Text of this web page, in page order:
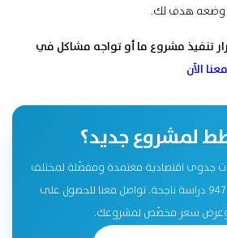
وضعه هدف لك.
تنفيذ مشروع ما أو تواجه مشاكل في
الآن
لمشروع جديد؟
جدوى اقتصادية معتمدة ومفصّلة لمختلف
القطاعات، بخبرة تتجاوز 947 دراسة ناجحة. تواصل معنا للحصول على
وعرض سعر مخصّص لمشروعك.